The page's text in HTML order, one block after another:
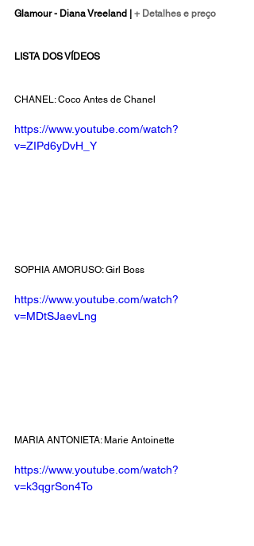
Glamour - Diana Vreeland | + Detalhes e preço
LISTA DOS VÍDEOS
CHANEL: Coco Antes de Chanel
https://www.youtube.com/watch?
v=ZIPd6yDvH_Y
SOPHIA AMORUSO: Girl Boss
https://www.youtube.com/watch?
v=MDtSJaevLng
MARIA ANTONIETA: Marie Antoinette
https://www.youtube.com/watch?
v=k3qgrSon4To